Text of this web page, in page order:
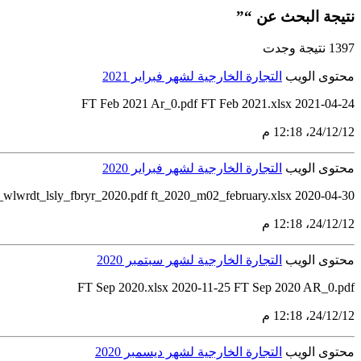
نتيجة البحث عن “”
1397 نتيجة وجدت
محتوى الويب التجارة الخارجية لشهر فبراير 2021
2021-04-24 FT Feb 2021 Ar_0.pdf FT Feb 2021.xlsx
12‏/12‏/24، 12:18 م
محتوى الويب التجارة الخارجية لشهر فبراير 2020
ft_2020_m02_february.xlsx 2020-04-30
12‏/12‏/24، 12:18 م
محتوى الويب التجارة الخارجية لشهر سبتمبر 2020
FT Sep 2020.xlsx 2020-11-25 FT Sep 2020 AR_0.pdf
12‏/12‏/24، 12:18 م
محتوى الويب التجارة الخارجية لشهر ديسمبر 2020